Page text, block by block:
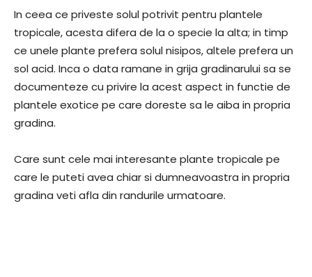
In ceea ce priveste solul potrivit pentru plantele
tropicale, acesta difera de la o specie la alta; in timp
ce unele plante prefera solul nisipos, altele prefera un
sol acid. Inca o data ramane in grija gradinarului sa se
documenteze cu privire la acest aspect in functie de
plantele exotice pe care doreste sa le aiba in propria
gradina.
Care sunt cele mai interesante plante tropicale pe
care le puteti avea chiar si dumneavoastra in propria
gradina veti afla din randurile urmatoare.